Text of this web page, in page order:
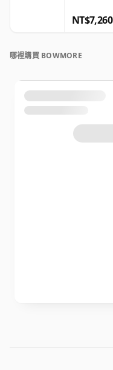
NT$7,260
哪裡購買 BOWMORE